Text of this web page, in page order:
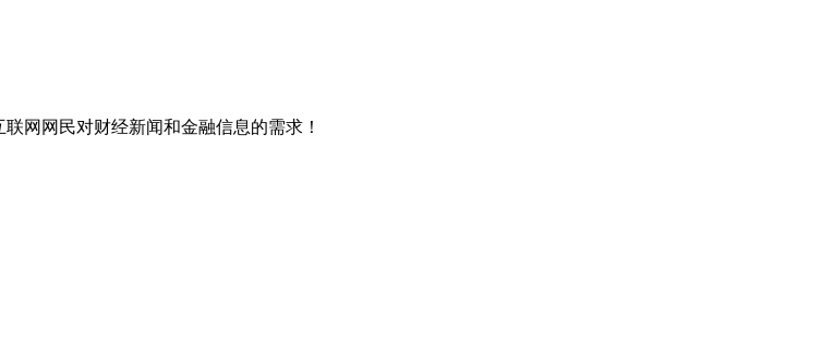
网网民对财经新闻和金融信息的需求！